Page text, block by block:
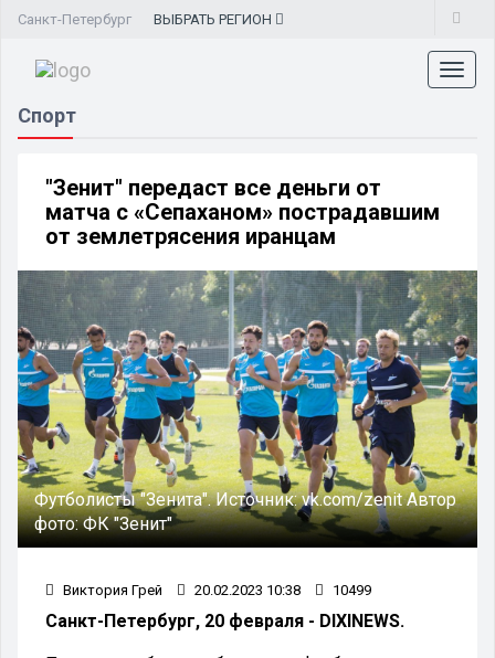
Санкт-Петербург ВЫБРАТЬ РЕГИОН
Спорт
"Зенит" передаст все деньги от
матча с «Сепаханом» пострадавшим
от землетрясения иранцам
Футболисты "Зенита".Источник:vk.com/zenitАвтор
фото:ФК "Зенит"
Виктория Грей 20.02.2023 10:38 10499
Санкт-Петербург, 20 февраля - DIXINEWS.